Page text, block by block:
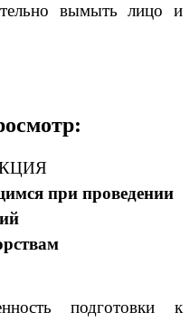
вымыть лицо и
при проведении
подготовки к